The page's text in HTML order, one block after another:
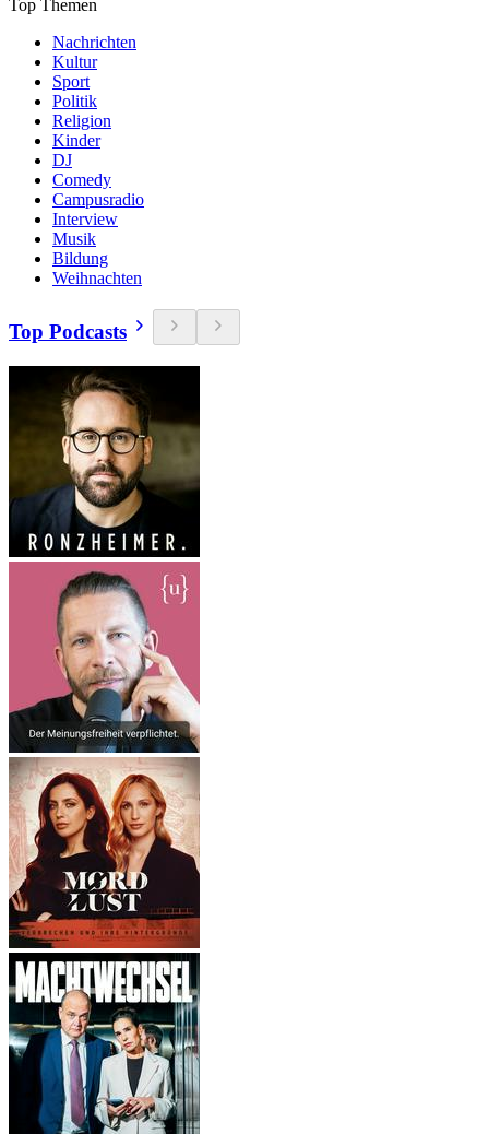
Top Themen
Nachrichten
Kultur
Sport
Politik
Religion
Kinder
DJ
Comedy
Campusradio
Interview
Musik
Bildung
Weihnachten
Top Podcasts